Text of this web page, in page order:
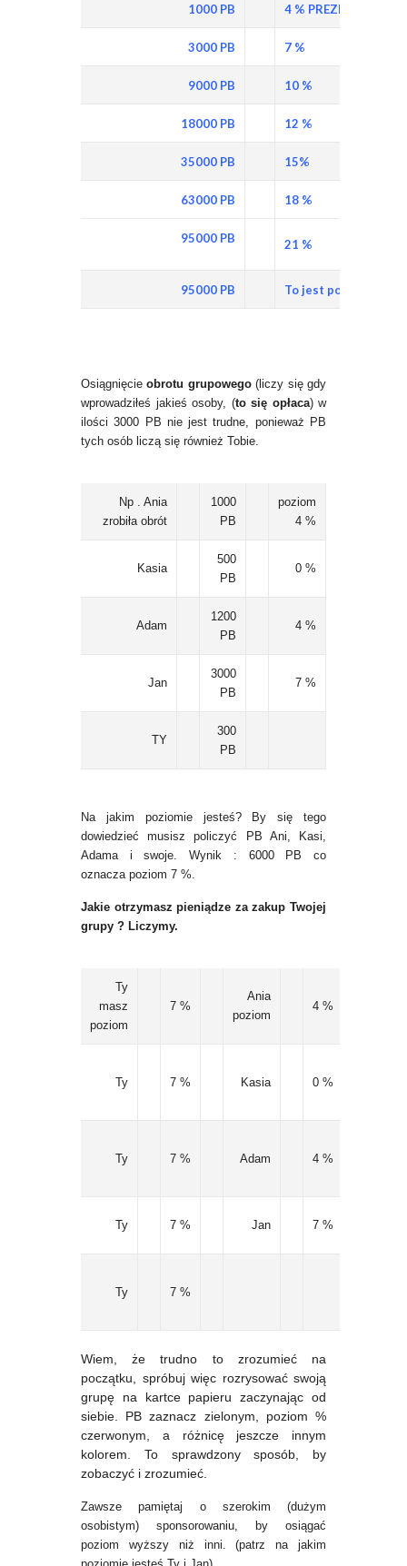
1000 PB 4 % PREZENT
3000 PB 7 %
9000 PB 10 %
18000 PB 12 %
35000 PB 15%
63000 PB 18 %
95000 PB 21 %
95000 PB To jest poziom
Osiągnięcieobrotu grupowego(liczy się gdy
wprowadziłeś jakieś osoby, (to się opłaca) w
ilości 3000 PB nie jest trudne, ponieważ PB
tych osób liczą się również Tobie.
Np . Ania
zrobiła obrót
1000
PB
poziom
4 %
Kasia
500
PB
0 %
Adam
1200
PB
4 %
Jan
3000
PB
7 %
TY
300
PB
Na jakim poziomie jesteś? By się tego
dowiedzieć musisz policzyć PB Ani, Kasi,
Adama i swoje. Wynik : 6000 PB co
oznacza poziom 7 %.
Jakie otrzymasz pieniądze za zakup Twojej
grupy ? Liczymy.
Ty
masz
poziom
7 %
Ania
poziom
4 %
Ty 7 % Kasia 0 %
Ty 7 % Adam 4 %
Ty 7 % Jan 7 %
Ty 7 %
Wiem, że trudno to zrozumieć na
początku, spróbuj więc rozrysować swoją
grupę na kartce papieru zaczynając od
siebie. PB zaznacz zielonym, poziom %
czerwonym, a różnicę jeszcze innym
kolorem. To sprawdzony sposób, by
zobaczyć i zrozumieć.
Zawsze pamiętaj o szerokim (dużym
osobistym) sponsorowaniu, by osiągać
poziom wyższy niż inni. (patrz na jakim